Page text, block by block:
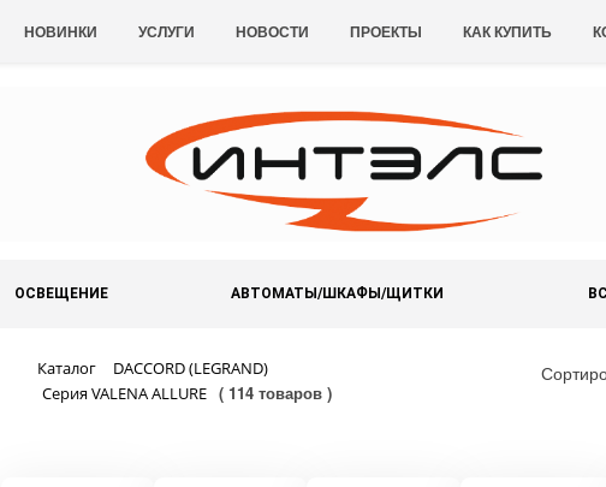
НОВИНКИ УСЛУГИ НОВОСТИ ПРОЕКТЫ КАК КУПИТЬ
ОСВЕЩЕНИЕ АВТОМАТЫ/ШКАФЫ/ЩИТКИ
Каталог
DACCORD (LEGRAND)
Серия VALENA ALLURE ( 114 товаров )